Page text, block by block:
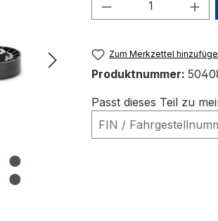
Zum Merkzettel
Produktnummer:
Passt dieses Teil zu